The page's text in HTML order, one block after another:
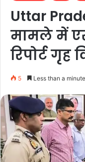
Uttar
मामले में
रिपोर्ट गृह
5 Less than a minute